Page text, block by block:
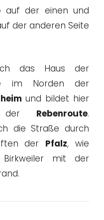
auf der einen und
der anderen Seite
das Haus der
im Norden der
und bildet hier
der Rebenroute.
die Straße durch
der Pfalz, wie
Birkweiler mit der